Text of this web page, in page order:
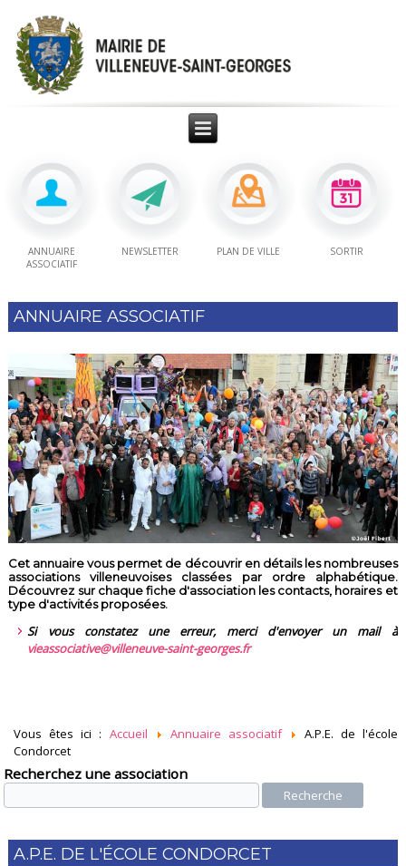
ANNUAIRE
ASSOCIATIF
NEWSLETTER PLAN DE VILLE SORTIR
ANNUAIRE ASSOCIATIF
Cet annuaire vous permet de découvrir en détails les nombreuses
associations villeneuvoises classées par ordre alphabétique.
Découvrez sur chaque fiche d'association les contacts, horaires et
type d'activités proposées.
Si vous constatez une erreur, merci d'envoyer un mail à
vieassociative@villeneuve-saint-georges.fr
Vous êtes ici : Accueil Annuaire associatif
A.P.E. de l'école
Condorcet
Recherchez une association
Recherche
A.P.E. DE L'ÉCOLE CONDORCET